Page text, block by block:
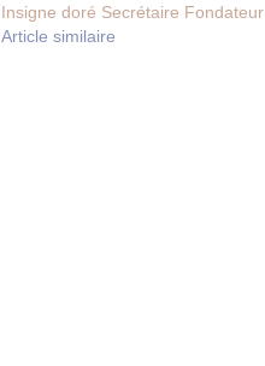
Insigne doré Secrétaire Fondateur
Article similaire